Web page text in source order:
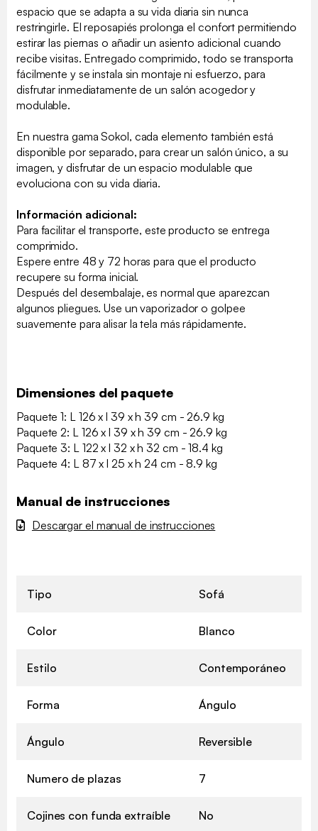
espacio que se adapta a su vida diaria sin nunca
restringirle. El reposapiés prolonga el confort permitiendo
estirar las piernas o añadir un asiento adicional cuando
recibe visitas. Entregado comprimido, todo se transporta
fácilmente y se instala sin montaje ni esfuerzo, para
disfrutar inmediatamente de un salón acogedor y
modulable.
En nuestra gama Sokol, cada elemento también está
disponible por separado, para crear un salón único, a su
imagen, y disfrutar de un espacio modulable que
evoluciona con su vida diaria.
Información adicional:
Para facilitar el transporte, este producto se entrega
comprimido.
Espere entre 48 y 72 horas para que el producto
recupere su forma inicial.
Después del desembalaje, es normal que aparezcan
algunos pliegues. Use un vaporizador o golpee
suavemente para alisar la tela más rápidamente.
Dimensiones del paquete
Paquete 1: L 126 x l 39 x h 39 cm - 26.9 kg
Paquete 2: L 126 x l 39 x h 39 cm - 26.9 kg
Paquete 3: L 122 x l 32 x h 32 cm - 18.4 kg
Paquete 4: L 87 x l 25 x h 24 cm - 8.9 kg
Manual de instrucciones
Descargar el manual de instrucciones
Tipo Sofá
Color Blanco
Estilo Contemporáneo
Forma Ángulo
Ángulo Reversible
Numero de plazas 7
Cojines con funda extraíble No